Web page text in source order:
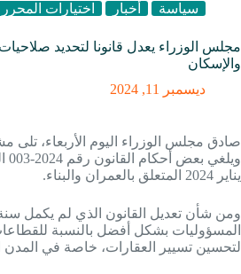
سياسة أخبار اختيارات المحرر
مجلس الوزراء يعدل قانونا لتحديد
والإسكان
ديسمبر 11, 2024
صادق مجلس الوزراء اليوم الأربعاء، تلى
يناير 2024 المتعلق بالعمران والبناء.
ومن شأن تعديل القانون الذي لم يكمل
المسؤوليات بشكل أفضل بالنسبة
لتحسين تسيير العقارات، خاصة في المدن